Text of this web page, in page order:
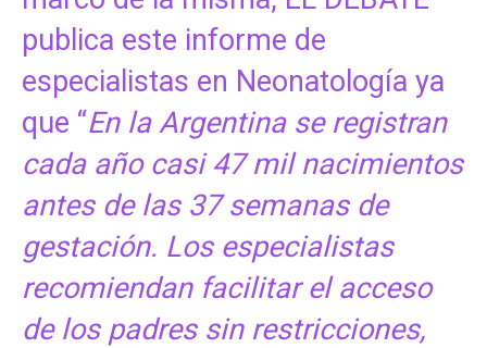
publica este informe de
especialistas en Neonatología ya
que “En la Argentina se registran
cada año casi 47 mil nacimientos
antes de las 37 semanas de
gestación. Los especialistas
recomiendan facilitar el acceso
de los padres sin restricciones,